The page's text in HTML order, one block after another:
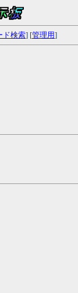
ド検索] [管理用]